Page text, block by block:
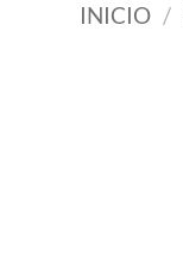
INICIO /